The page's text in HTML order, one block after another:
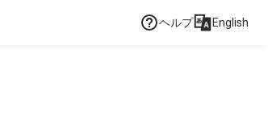
ヘルプ English